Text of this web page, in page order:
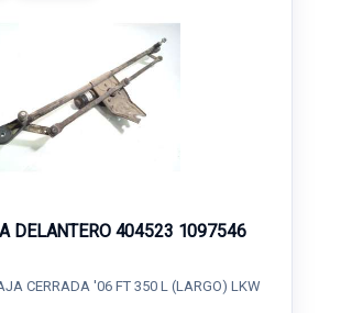
DELANTERO 404523 1097546
CERRADA '06 FT 350 L (LARGO) LKW